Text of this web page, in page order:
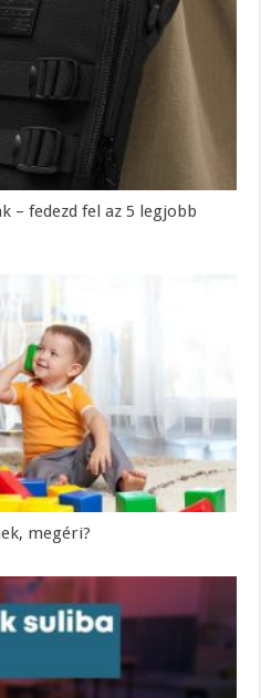
– fedezd fel az 5 legjobb
megéri?